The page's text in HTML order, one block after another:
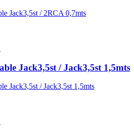
Jack3,5st / Jack3,5st 1,5mts